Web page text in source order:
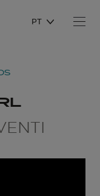
PT